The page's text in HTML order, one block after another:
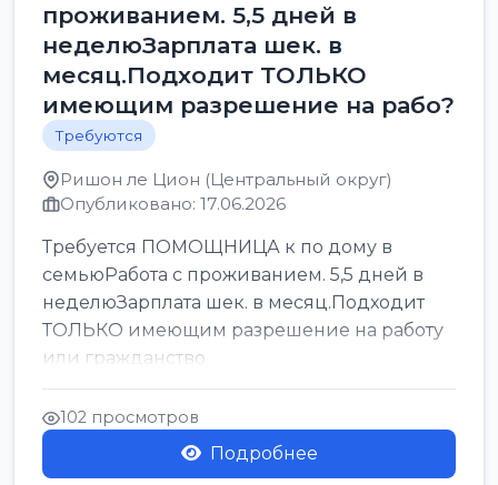
проживанием. 5,5 дней в
неделюЗарплата шек. в
месяц.Подходит ТОЛЬКО
имеющим разрешение на рабо?
Требуются
Ришон ле Цион (Центральный округ)
Опубликовано: 17.06.2026
Требуется ПОМОЩНИЦА к по дому в
семьюРабота с проживанием. 5,5 дней в
неделюЗарплата шек. в месяц.Подходит
ТОЛЬКО имеющим разрешение на работу
или гражданство
102 просмотров
Подробнее